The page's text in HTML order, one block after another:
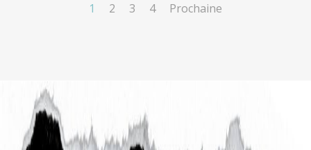
1 2 3 4 Prochaine